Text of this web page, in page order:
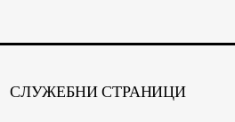
СЛУЖЕБНИ СТРАНИЦИ